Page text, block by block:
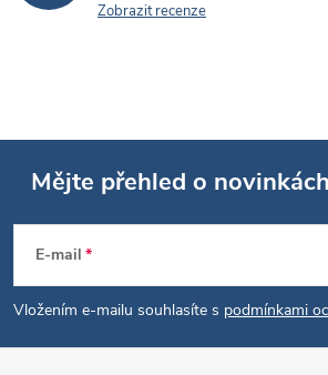
Zobrazit recenze
Z
á
p
Mějte přehled o
E-mail
Vložením e-mailu souhlasíte s podmínkami